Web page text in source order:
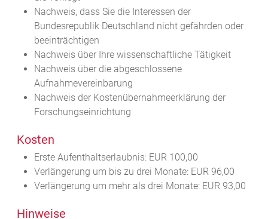
Nachweis, dass Sie die Interessen der
Bundesrepublik Deutschland nicht gefährden oder
beeinträchtigen
Nachweis über Ihre wissenschaftliche Tätigkeit
Nachweis über die abgeschlossene
Aufnahmevereinbarung
Nachweis der Kostenübernahmeerklärung der
Forschungseinrichtung
Kosten
Erste Aufenthaltserlaubnis: EUR 100,00
Verlängerung um bis zu drei Monate: EUR 96,00
Verlängerung um mehr als drei Monate: EUR 93,00
Hinweise